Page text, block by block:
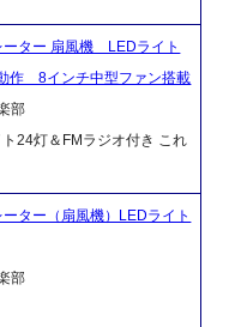
ーター 扇風機 LEDライト
作 8インチ中型ファン搭載
部
24灯＆FMラジオ付き これ
ター（扇風機）LEDライト
部